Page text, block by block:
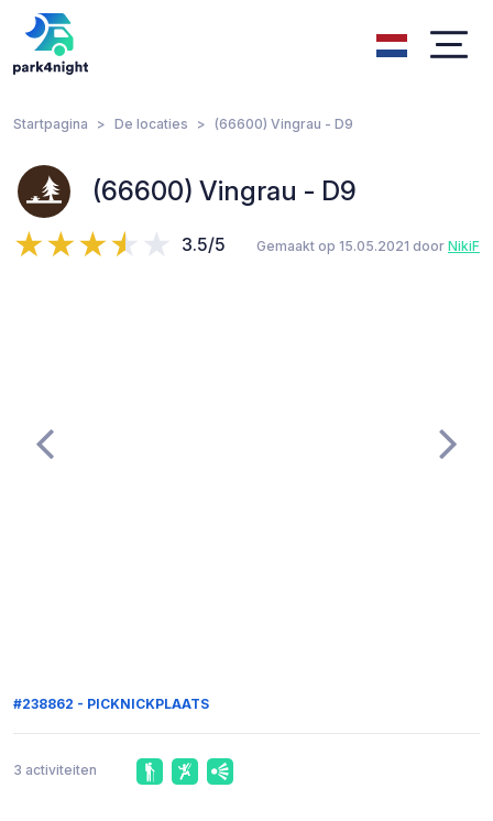
Startpagina De locaties (66600) Vingrau - D9
(66600) Vingrau - D9
3.5/5 Gemaakt op 15.05.2021 door NikiF
#238862 - PICKNICKPLAATS
3 activiteiten